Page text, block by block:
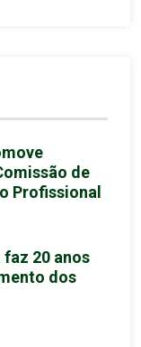
de
Profissional
faz 20 anos
dos